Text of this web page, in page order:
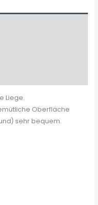
Liege.
Oberfläche
sehr bequem.